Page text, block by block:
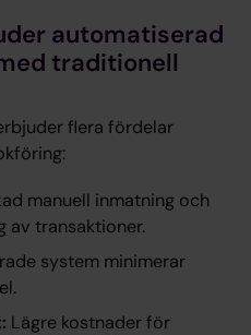
automatiserad
traditionell
flera fördelar
manuell inmatning och
av transaktioner.
system minimerar
Lägre kostnader för